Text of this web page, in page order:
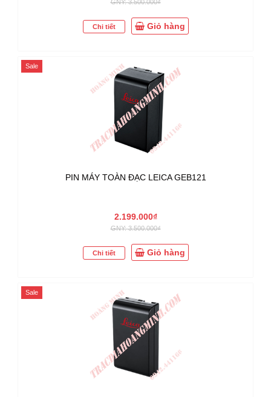
GNY: 3.500.000₫
Chi tiết Giỏ hàng
Sale
PIN MÁY TOÀN ĐẠC LEICA GEB121
2.199.000₫
GNY: 3.500.000₫
Chi tiết Giỏ hàng
Sale